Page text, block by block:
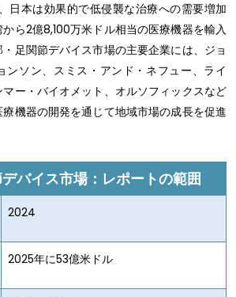
日本は効果的で低侵襲な治療への需要増加
ら2億8,100万米ドル相当の医療機器を輸入
足関節デバイス市場の主要企業には、ジョ
ンソン、スミス・アンド・ネフュー、ライ
マー・バイオメット、オルソフィックスなど
機器の開発を通じて地域市場の成長を促進
バイス市場：レポートの範囲
2024
2025年に53億米ドル